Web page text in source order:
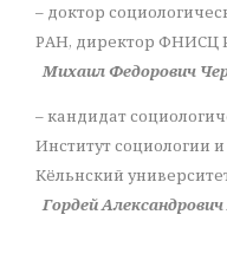
– доктор
РАН, директор ФНИСЦ
Михаил Федорович
– кандидат
Институт социологии
Кёльнский
Гордей